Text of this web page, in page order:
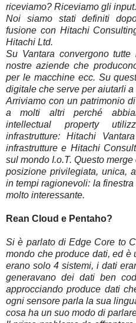
riceviamo? Riceviamo gli input.
Noi siamo stati definiti
fusione con Hitachi
Hitachi Ltd.
Su Vantara convergono
nostre aziende che
per le macchine ecc. Su
digitale che serve per aiutarli
Arriviamo con un patrimonio
a molti altri perché
intellectual property
infrastrutture: Hitachi
infrastrutture e Hitachi
sul mondo I.o.T. Questo
posizione privilegiata, unica,
in tempi ragionevoli: la
molto interessante.
Rean Cloud e Pentaho?
Si è parlato di Edge Core to
mondo che produce dati, ed è
erano solo 4 sistemi, i dati
generavano dei dati ben
approcciando produce dati
ogni sensore parla la sua
cosa ha un suo modo di